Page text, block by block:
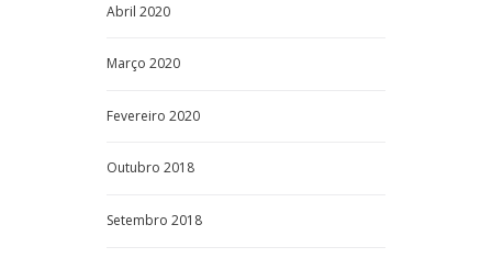
Abril 2020
Março 2020
Fevereiro 2020
Outubro 2018
Setembro 2018